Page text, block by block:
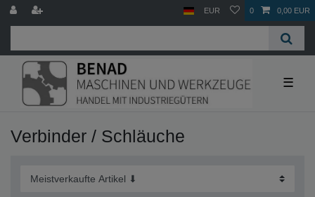
EUR 0 0,00 EUR
☰
Verbinder / Schläuche